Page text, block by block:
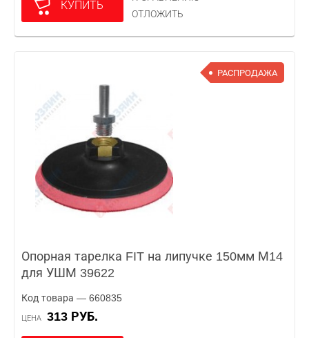
КУПИТЬ
ОТЛОЖИТЬ
РАСПРОДАЖА
Опорная тарелка FIT на липучке 150мм М14
для УШМ 39622
Код товара — 660835
ЦЕНА 313 РУБ.